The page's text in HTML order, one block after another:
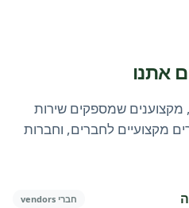
אתנו
שמספקים שירות
מקצועיים לחברים, וחברות
חברי vendors